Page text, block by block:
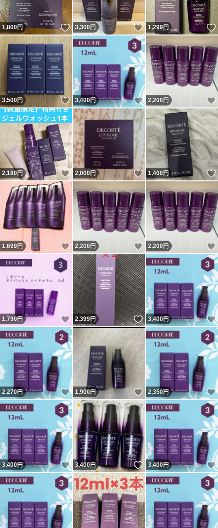
1,800円 いいね！
3,300円 いいね！
1,299円
3,500円 いいね！
3,400円 いいね！
2,200円
2,180円 いいね！
2,000円 いいね！
1,400円
1,699円 いいね！
2,200円 いいね！
2,200円
1,790円 いいね！
2,399円 いいね！
3,400円
2,270円 いいね！
1,900円 いいね！
2,350円
3,400円 いいね！
3,400円 いいね！
3,400円